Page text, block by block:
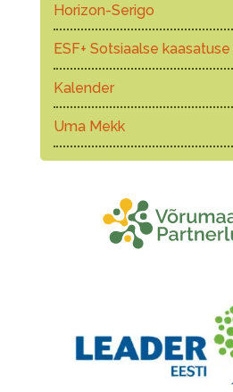
Horizon-Serigo
ESF+ Sotsiaalse
Kalender
Uma Mekk